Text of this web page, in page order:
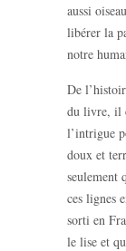
aussi
libérer la
notre
De
du livre, il
l’intrigue
doux et
seulement
ces lignes
sorti en
le lise et